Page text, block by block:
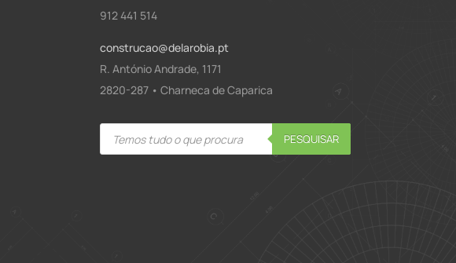
912 441 514
construcao@delarobia.pt
R. António Andrade, 1171
2820-287 • Charneca de Caparica
Products
search PESQUISAR